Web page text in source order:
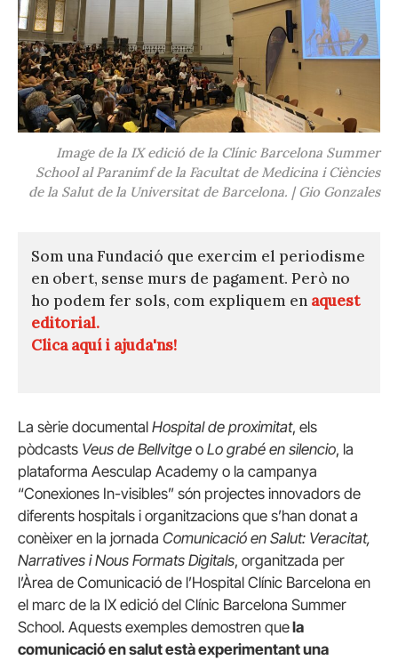
Image de la IX edició de la Clínic Barcelona Summer
School al Paranimf de la Facultat de Medicina i Ciències
de la Salut de la Universitat de Barcelona. | Gio Gonzales
Som una Fundació que exercim el periodisme
en obert, sense murs de pagament. Però no
ho podem fer sols, com expliquem en aquest
editorial.
Clica aquí i ajuda'ns!
La sèrie documental Hospital de proximitat, els
pòdcasts Veus de Bellvitge o Lo grabé en silencio, la
plataforma Aesculap Academy o la campanya
“Conexiones In-visibles” són projectes innovadors de
diferents hospitals i organitzacions que s’han donat a
conèixer en la jornada Comunicació en Salut: Veracitat,
Narratives i Nous Formats Digitals, organitzada per
l’Àrea de Comunicació de l’Hospital Clínic Barcelona en
el marc de la IX edició del Clínic Barcelona Summer
School. Aquests exemples demostren quela
comunicació en salut està experimentant una